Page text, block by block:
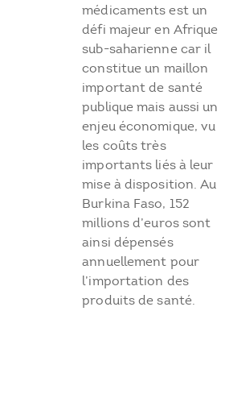
médicaments est un
défi majeur en Afrique
sub-saharienne car il
constitue un maillon
important de santé
publique mais aussi un
enjeu économique, vu
les coûts très
importants liés à leur
mise à disposition. Au
Burkina Faso, 152
millions d’euros sont
ainsi dépensés
annuellement pour
l’importation des
produits de santé.